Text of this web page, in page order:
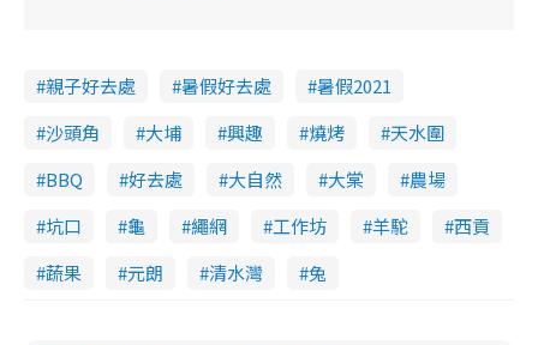
親子好去處 暑假好去處
暑假2021
沙頭角
大埔 興趣 燒烤
天水圍
BBQ
好去處 大自然 大棠
農場
坑口
龜 繩網 工作坊 羊駝
西貢
蔬果
元朗 清水灣 兔